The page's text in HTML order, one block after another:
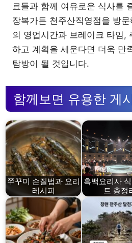
료들과 함께 여유로운 식사를
장복가든 천주산직영점을 방
의 영업시간과 브레이크 타임,
하고 계획을 세운다면 더욱 만
탐방이 될 것입니다.
함께보면 유용한 게
쭈꾸미 손질법과 요리
레시피
흑백요리사
트 총정